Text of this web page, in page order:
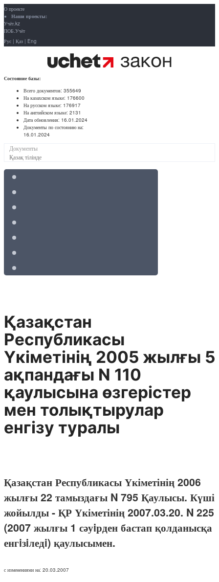
О проекте
Наши проекты:
Учёт.kz
ПОБ.Учёт
Рус | Қаз | Eng
Состояние базы:
Всего документов: 355649
На казахском языке: 176600
На русском языке: 176917
На английском языке: 2131
Дата обновления: 16.01.2024
Документы по состоянию на:
16.01.2024
Документы
Қазақ тілінде
Қазақстан
Республикасы
Yкiметiнiң 2005 жылғы 5
ақпандағы N 110
қаулысына өзгерiстер
мен толықтырулар
енгiзу туралы
Қазақстан Республикасы Үкіметінің 2006
жылғы 22 тамыздағы N 795 Қаулысы. Күші
жойылды - ҚР Үкіметінің 2007.03.20. N 225
(2007 жылғы 1 сәуiрден бастап қолданысқа
енгiзiледi) қаулысымен.
с изменениями на: 20.03.2007